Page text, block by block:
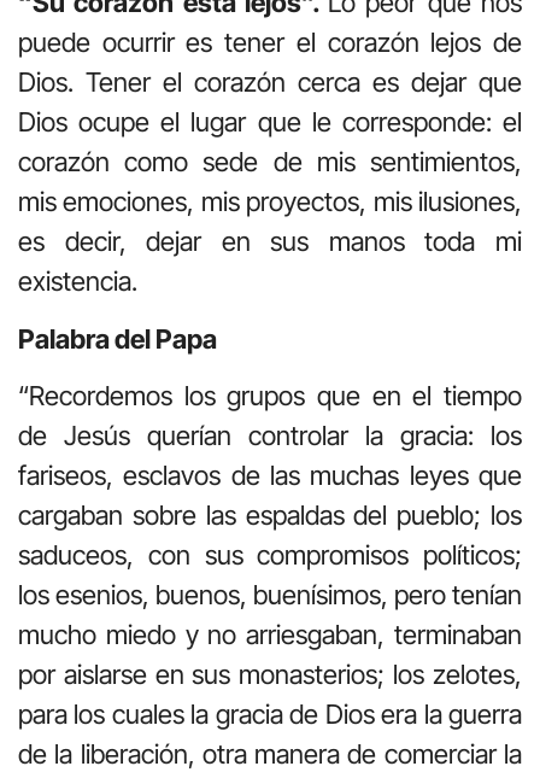
puede ocurrir es tener el corazón lejos de
Dios. Tener el corazón cerca es dejar que
Dios ocupe el lugar que le corresponde: el
corazón como sede de mis sentimientos,
mis emociones, mis proyectos, mis ilusiones,
es decir, dejar en sus manos toda mi
existencia.
Palabra del Papa
“Recordemos los grupos que en el tiempo
de Jesús querían controlar la gracia: los
fariseos, esclavos de las muchas leyes que
cargaban sobre las espaldas del pueblo; los
saduceos, con sus compromisos políticos;
los esenios, buenos, buenísimos, pero tenían
mucho miedo y no arriesgaban, terminaban
por aislarse en sus monasterios; los zelotes,
para los cuales la gracia de Dios era la guerra
de la liberación, otra manera de comerciar la